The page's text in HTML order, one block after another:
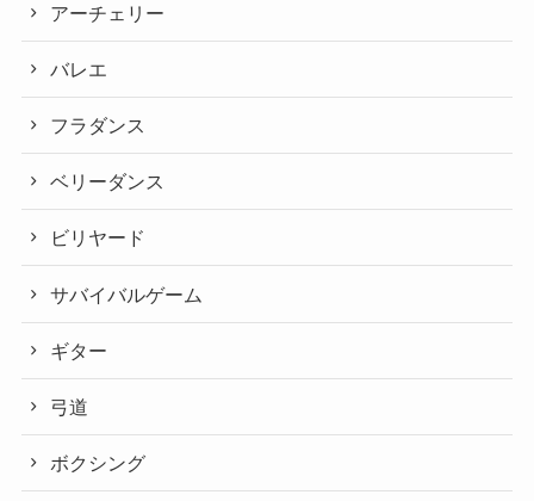
アーチェリー
バレエ
フラダンス
ベリーダンス
ビリヤード
サバイバルゲーム
ギター
弓道
ボクシング